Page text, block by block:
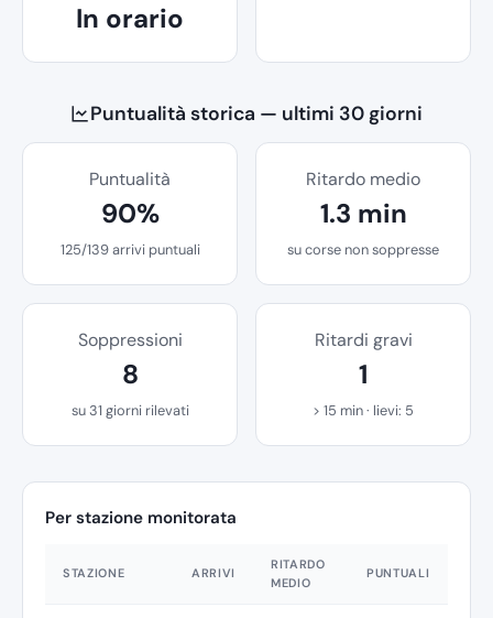
In orario
Puntualità storica — ultimi 30 giorni
Puntualità
90%
125/139 arrivi puntuali
Ritardo medio
1.3 min
su corse non soppresse
Soppressioni
8
su 31 giorni rilevati
Ritardi gravi
1
> 15 min · lievi: 5
Per stazione monitorata
STAZIONE ARRIVI
RITARDO
MEDIO
PUNTUALI